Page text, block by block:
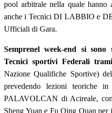
pool arbitrale nella quale hanno
anche i Tecnici DI LABBIO e
Ufficiali di Gara.
Semprenel week-end si
Tecnici sportivi Federali
Nazione Qualifiche Sportive)
prevedendo lezioni teoriche
PALAVOLCAN di Acireale,
Sheng Yuan e Fu Qing Quan